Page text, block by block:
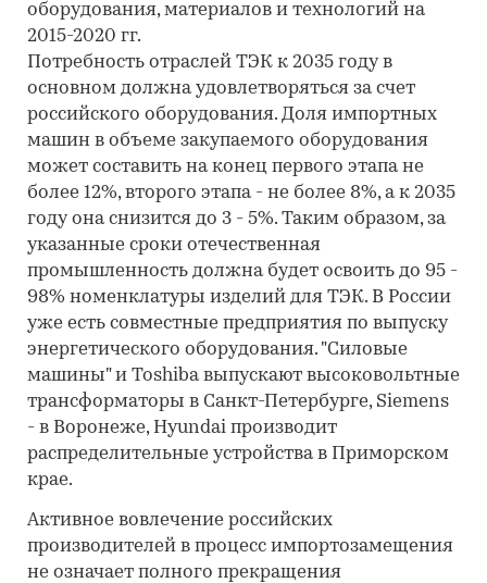
оборудования, материалов и технологий на
2015-2020 гг.
Потребность отраслей ТЭК к 2035 году в
основном должна удовлетворяться за счет
российского оборудования. Доля импортных
машин в объеме закупаемого оборудования
может составить на конец первого этапа не
более 12%, второго этапа - не более 8%, а к 2035
году она снизится до 3 - 5%. Таким образом, за
указанные сроки отечественная
промышленность должна будет освоить до 95 -
98% номенклатуры изделий для ТЭК. В России
уже есть совместные предприятия по выпуску
энергетического оборудования. "Силовые
машины" и Toshiba выпускают высоковольтные
трансформаторы в Санкт-Петербурге, Siemens
- в Воронеже, Hyundai производит
распределительные устройства в Приморском
крае.
Активное вовлечение российских
производителей в процесс импортозамещения
не означает полного прекращения